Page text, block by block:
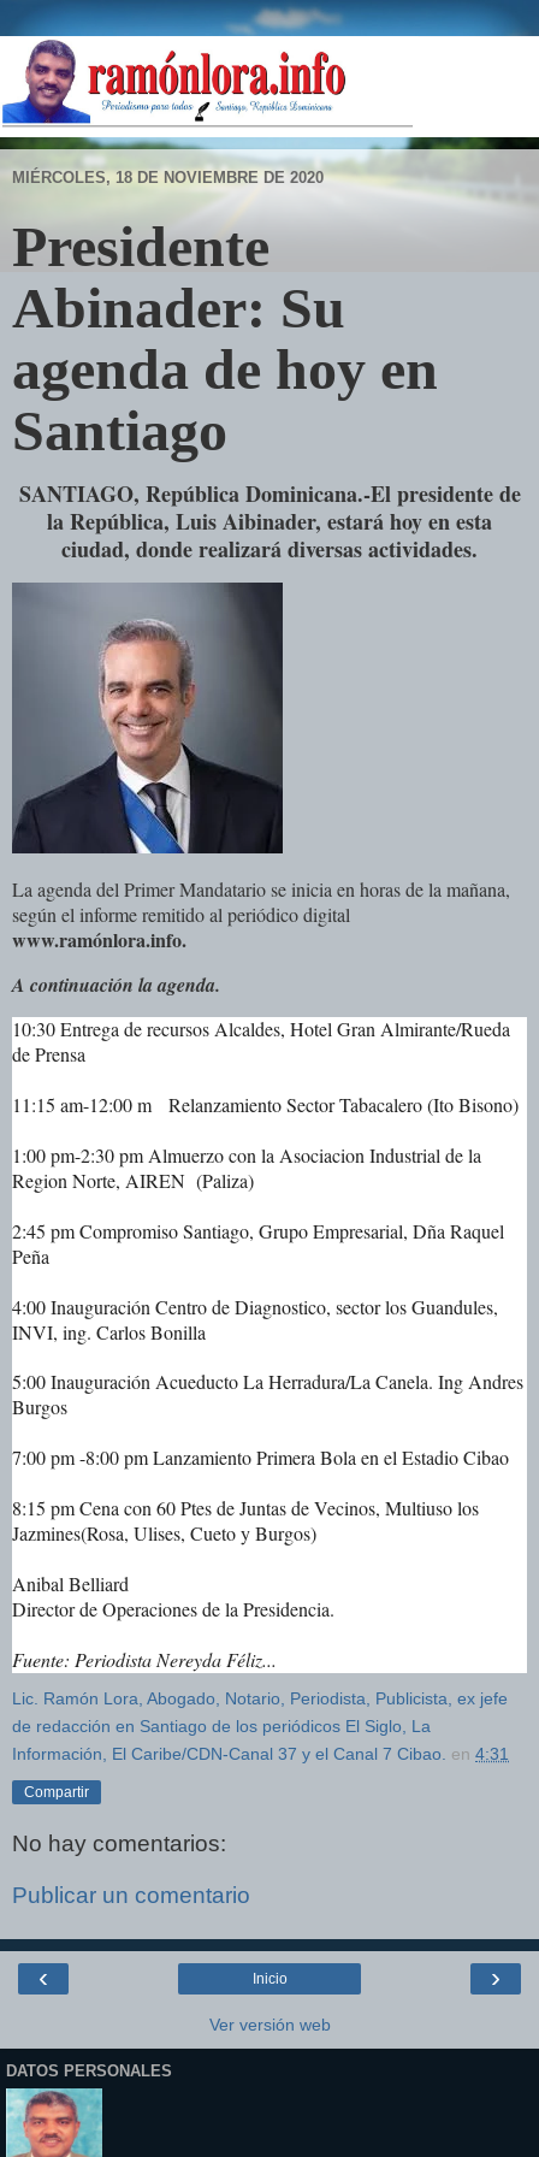
MIÉRCOLES, 18 DE NOVIEMBRE DE 2020
Presidente
Abinader: Su
agenda de hoy en
Santiago
SANTIAGO, República Dominicana.-El presidente de
la República, Luis Aibinader, estará hoy en esta
ciudad, donde realizará diversas actividades.
La agenda del Primer Mandatario se inicia en horas de la mañana,
según el informe remitido al periódico digital
www.ramónlora.info.
A continuación la agenda.
10:30 Entrega de recursos Alcaldes, Hotel Gran Almirante/Rueda
de Prensa
11:15 am-12:00 m Relanzamiento Sector Tabacalero (Ito Bisono)
1:00 pm-2:30 pm Almuerzo con la Asociacion Industrial de la
Region Norte, AIREN (Paliza)
2:45 pm Compromiso Santiago, Grupo Empresarial, Dña Raquel
Peña
4:00 Inauguración Centro de Diagnostico, sector los Guandules,
INVI, ing. Carlos Bonilla
5:00 Inauguración Acueducto La Herradura/La Canela. Ing Andres
Burgos
7:00 pm -8:00 pm Lanzamiento Primera Bola en el Estadio Cibao
8:15 pm Cena con 60 Ptes de Juntas de Vecinos, Multiuso los
Jazmines(Rosa, Ulises, Cueto y Burgos)
Anibal Belliard
Director de Operaciones de la Presidencia.
Fuente: Periodista Nereyda Féliz...
Lic. Ramón Lora, Abogado, Notario, Periodista, Publicista, ex jefe
de redacción en Santiago de los periódicos El Siglo, La
Información, El Caribe/CDN-Canal 37 y el Canal 7 Cibao. en 4:31
Compartir
No hay comentarios:
Publicar un comentario
‹ ›
Inicio
Ver versión web
DATOS PERSONALES